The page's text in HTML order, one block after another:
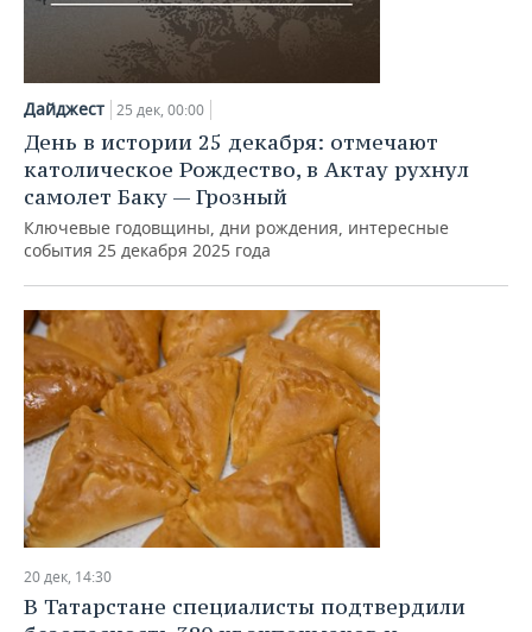
Дайджест 25 дек, 00:00
День в истории 25 декабря: отмечают
католическое Рождество, в Актау рухнул
самолет Баку — Грозный
Ключевые годовщины, дни рождения, интересные
события 25 декабря 2025 года
20 дек, 14:30
В Татарстане специалисты подтвердили